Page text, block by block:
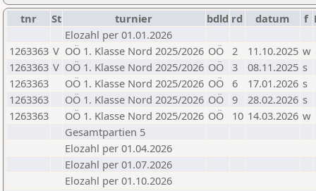
tnr St turnier bdld rd datum f
Elozahl per 01.01.2026
1263363 V OÖ 1. Klasse Nord 2025/2026 OÖ 2 11.10.2025 w
1263363 V OÖ 1. Klasse Nord 2025/2026 OÖ 3 08.11.2025 s
1263363
OÖ 1. Klasse Nord 2025/2026 OÖ 6 17.01.2026 s
1263363
OÖ 1. Klasse Nord 2025/2026 OÖ 9 28.02.2026 s
1263363
OÖ 1. Klasse Nord 2025/2026 OÖ 10 14.03.2026 w
Gesamtpartien 5
Elozahl per 01.04.2026
Elozahl per 01.07.2026
Elozahl per 01.10.2026